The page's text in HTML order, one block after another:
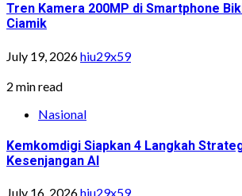
Tren Kamera 200MP di Smartphone
Ciamik
July 19, 2026hiu29x59
2 min read
Nasional
Kemkomdigi Siapkan 4 Langkah
Kesenjangan AI
July 16, 2026hiu29x59